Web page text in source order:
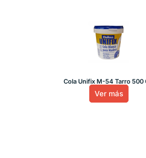
Cola Unifix M-54 Tarro 500
Ver más